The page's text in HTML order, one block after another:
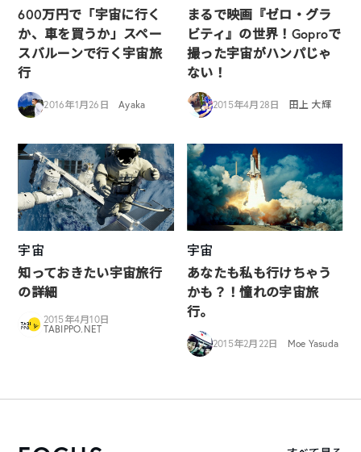
600万円で「宇宙に行く
か、車を買うか」スペー
スバルーンで行く宇宙旅
行
2016年1月26日 Ayaka
まるで映画『ゼロ・グラ
ビティ』の世界！Goproで
撮った宇宙がハンパじゃ
ない！
2015年4月28日 田上 大輝
宇宙
知っておきたい宇宙旅行
の詳細
2015年4月10日
TABIPPO.NET
宇宙
あなたも私も行けちゃう
かも？！憧れの宇宙旅
行。
2015年2月22日 Moe Yasuda